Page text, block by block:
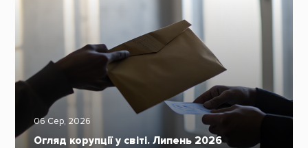
06 Сер, 2026
Огляд корупції у світі. Липень 2026